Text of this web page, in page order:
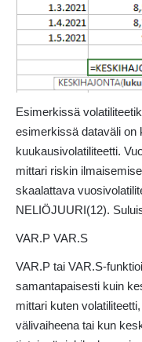
Esimerkissä
esimerkissä dataväli on
kuukausivolatiliteetti.
mittari riskin
skaalattava
NELIÖJUURI(12).
VAR.P VAR.S
VAR.P tai VAR.S-
samantapaisesti kuin
mittari kuten
välivaiheena tai kun